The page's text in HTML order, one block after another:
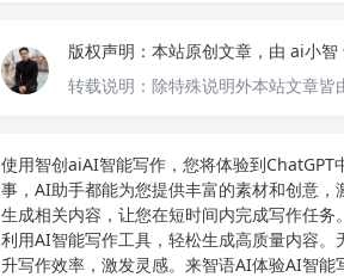
版权声明： 本站原创文章，由 ai小智
转载说明： 除特殊说明外本站文章皆
使用智创aiAI智能写作 ，您将体验到
事，AI助手都能为您提供丰富的素材和创意
生成相关内容，让您在短时间内完成写作任务。
利用AI智能写作工具，轻松生成高质量内容
升写作效率，激发灵感。来智语AI体验AI智能